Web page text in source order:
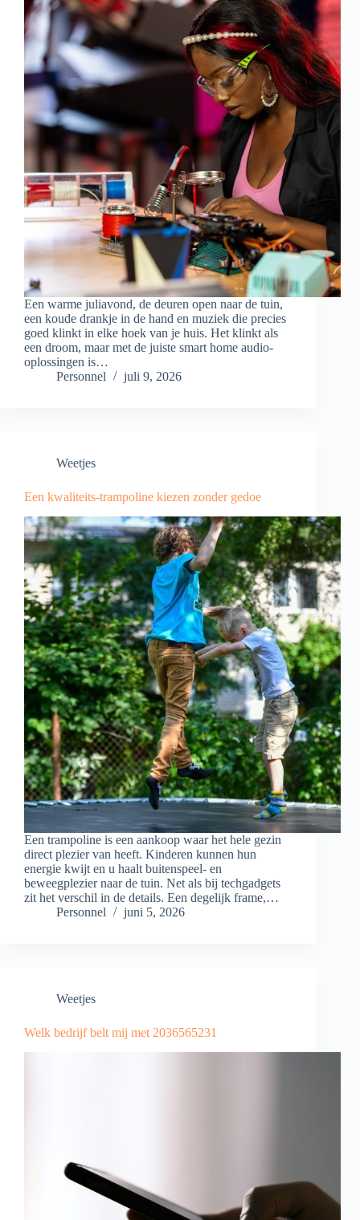
Een warme juliavond, de deuren open naar de tuin,
een koude drankje in de hand en muziek die precies
goed klinkt in elke hoek van je huis. Het klinkt als
een droom, maar met de juiste smart home audio-
oplossingen is…
Personnel
juli 9, 2026
Weetjes
Een kwaliteits-trampoline kiezen zonder gedoe
Een trampoline is een aankoop waar het hele gezin
direct plezier van heeft. Kinderen kunnen hun
energie kwijt en u haalt buitenspeel- en
beweegplezier naar de tuin. Net als bij techgadgets
zit het verschil in de details. Een degelijk frame,…
Personnel
juni 5, 2026
Weetjes
Welk bedrijf belt mij met 2036565231